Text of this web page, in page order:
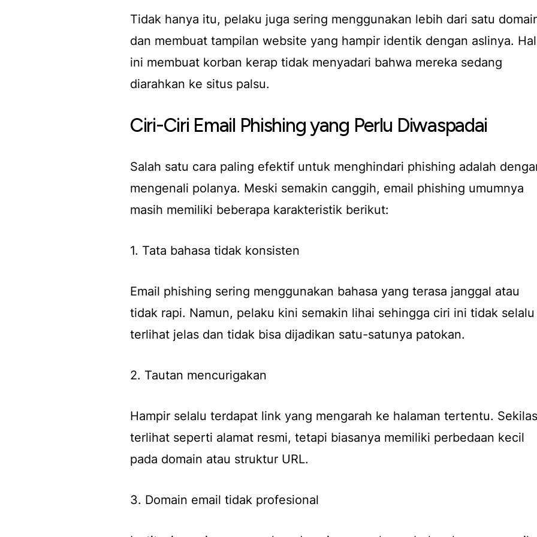
Tidak hanya itu, pelaku juga sering menggunakan lebih dari satu
dan membuat tampilan website yang hampir identik dengan aslinya. Hal
ini membuat korban kerap tidak menyadari bahwa mereka sedang
diarahkan ke situs palsu.
Ciri-Ciri Email Phishing yang Perlu Diwaspadai
Salah satu cara paling efektif untuk menghindari phishing adalah
mengenali polanya. Meski semakin canggih, email phishing umumnya
masih memiliki beberapa karakteristik berikut:
1. Tata bahasa tidak konsisten
Email phishing sering menggunakan bahasa yang terasa janggal atau
tidak rapi. Namun, pelaku kini semakin lihai sehingga ciri ini tidak selalu
terlihat jelas dan tidak bisa dijadikan satu-satunya patokan.
2. Tautan mencurigakan
Hampir selalu terdapat link yang mengarah ke halaman tertentu. Sekilas
terlihat seperti alamat resmi, tetapi biasanya memiliki perbedaan kecil
pada domain atau struktur URL.
3. Domain email tidak profesional